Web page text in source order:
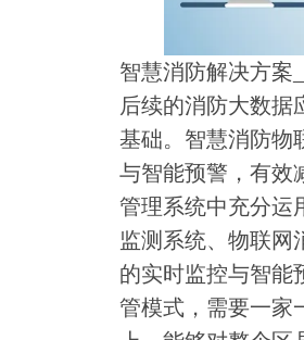
智慧消防解决方案
后续的消防大数据
基础。智慧消防物
与智能预警，有效
管理系统中充分运
监测系统、物联网
的实时监控与智能
管模式，需要一家